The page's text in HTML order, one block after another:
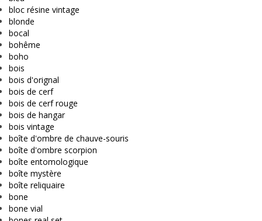
bloc résine vintage
blonde
bocal
bohême
boho
bois
bois d'orignal
bois de cerf
bois de cerf rouge
bois de hangar
bois vintage
boîte d'ombre de chauve-souris
boîte d'ombre scorpion
boîte entomologique
boîte mystère
boîte reliquaire
bone
bone vial